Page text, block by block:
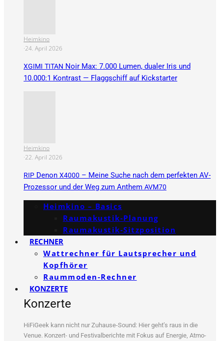
Heimkino
·24. April 2026
XGIMI TITAN Noir Max: 7.000 Lumen, dualer Iris und
10.000:1 Kontrast — Flaggschiff auf Kickstarter
Heimkino
·22. April 2026
RIP Denon X4000 – Meine Suche nach dem perfekten AV-
Prozessor und der Weg zum Anthem AVM70
Heimkino – Basics
Raumakustik-Planung
Raumakustik-Sitzposition
RECHNER
Wattrechner für Lautsprecher und
Kopfhörer
Raummoden-Rechner
KONZERTE
Konzerte
HiFi­Ge­ek kann nicht nur Zuhau­se-Sound: Hier geht’s raus in die
Venue. Kon­zert- und Fes­ti­val­be­rich­te mit Fokus auf Ener­gie, Atmo­